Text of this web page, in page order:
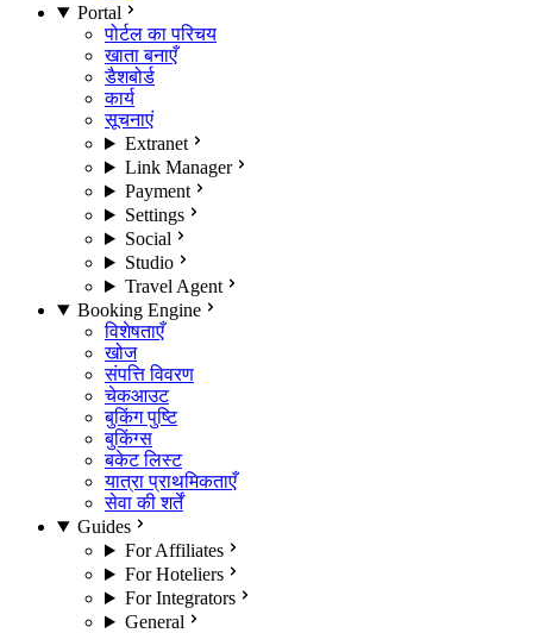
Portal
पोर्टल का परिचय
खाता बनाएँ
डैशबोर्ड
कार्य
सूचनाएं
Extranet
Link Manager
Payment
Settings
Social
Studio
Travel Agent
Booking Engine
विशेषताएँ
खोज
संपत्ति विवरण
चेकआउट
बुकिंग पुष्टि
बुकिंग्स
बकेट लिस्ट
यात्रा प्राथमिकताएँ
सेवा की शर्तें
Guides
For Affiliates
For Hoteliers
For Integrators
General